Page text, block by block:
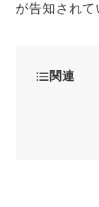
が告知されて
関連